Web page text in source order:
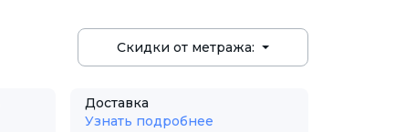
Скидки от метража:
Доставка
Узнать подробнее